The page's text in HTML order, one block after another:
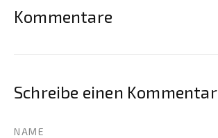
Kommentare
Schreibe einen Kommentar
NAME